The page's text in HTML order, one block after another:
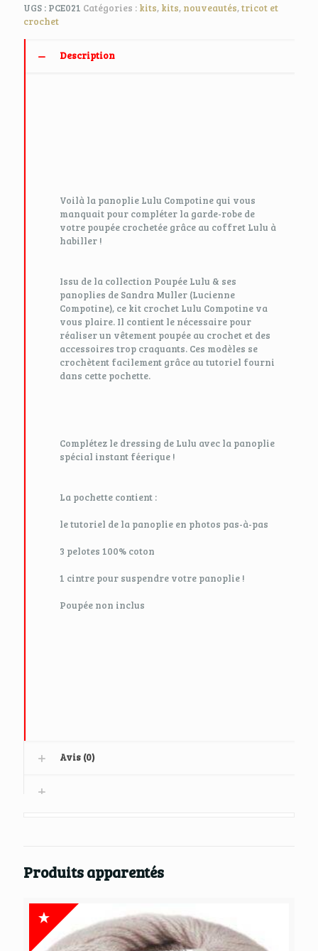
UGS : PCE021 Catégories : kits, kits, nouveautés,tricot et
crochet
Description
Voilà la panoplie Lulu Compotine qui vous
manquait pour compléter la garde-robe de
votre poupée crochetée grâce au coffret Lulu à
habiller !
Issu de la collection Poupée Lulu & ses
panoplies de Sandra Muller (Lucienne
Compotine), ce kit crochet Lulu Compotine va
vous plaire. Il contient le nécessaire pour
réaliser un vêtement poupée au crochet et des
accessoires trop craquants. Ces modèles se
crochètent facilement grâce au tutoriel fourni
dans cette pochette.
Complétez le dressing de Lulu avec la panoplie
spécial instant féerique !
La pochette contient :
le tutoriel de la panoplie en photos pas-à-pas
3 pelotes 100% coton
1 cintre pour suspendre votre panoplie !
Poupée non inclus
Avis (0)
Produits apparentés